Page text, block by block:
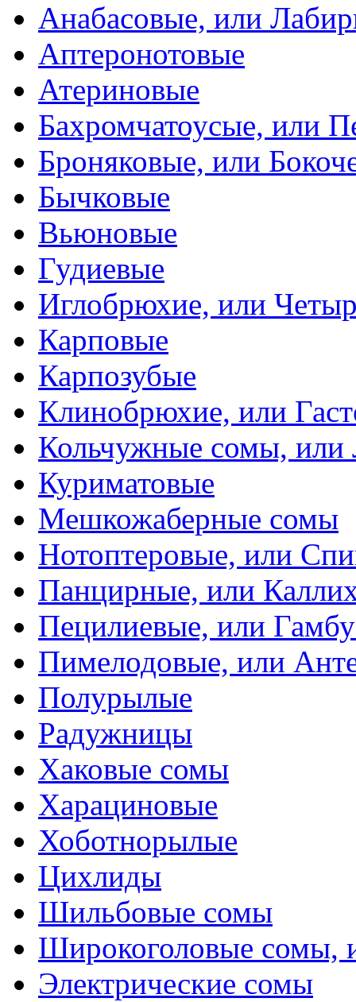
Анабасовые, или
Аптеронотовые
Атериновые
Бахромчатоусые, или
Броняковые, или
Бычковые
Вьюновые
Гудиевые
Иглобрюхие, или
Карповые
Карпозубые
Клинобрюхие, или
Кольчужные сомы, или
Куриматовые
Мешкожаберные сомы
Нотоптеровые, или
Панцирные, или
Пецилиевые, или
Пимелодовые, или
Полурылые
Радужницы
Хаковые сомы
Харациновые
Хоботнорылые
Цихлиды
Шильбовые сомы
Широкоголовые сомы,
Электрические сомы